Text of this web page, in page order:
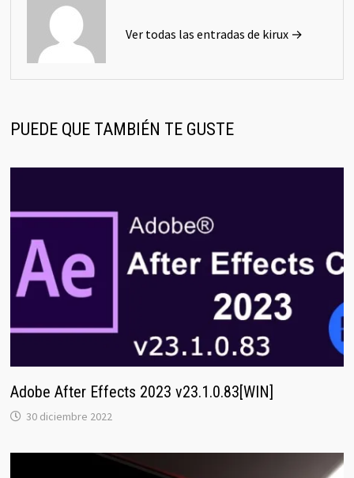
Ver todas las entradas de kirux →
PUEDE QUE TAMBIÉN TE GUSTE
Adobe After Effects 2023 v23.1.0.83[WIN]
30 diciembre 2022